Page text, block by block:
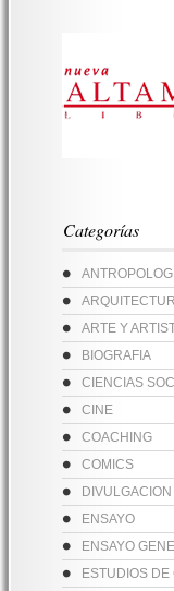
Categorías
ARTE Y
BIOGRAFIA
CIENCIAS
CINE
COACHING
COMICS
ENSAYO
ENSAYO
ESTUDIOS DE